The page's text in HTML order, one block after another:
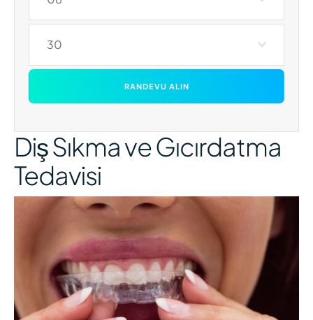
30
RANDEVU ALIN
Diş Sıkma ve Gıcırdatma
Tedavisi